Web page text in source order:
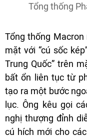
Tổng thống
Tổng thống
mặt với “cú sốc
Trung Quốc” trên
bất ổn liên tục từ
tạo ra một bước
lục. Ông kêu gọi
nghị thượng đỉnh
cú hích mới cho